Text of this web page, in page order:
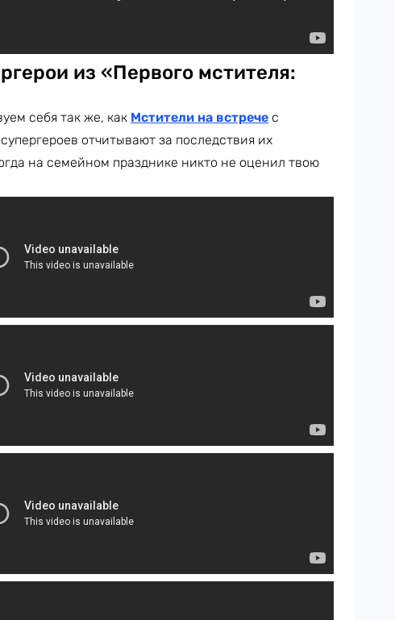
из «Первого мстителя:
себя так же, как Мстители на встрече с
отчитывают за последствия их
на семейном празднике никто не оценил твою